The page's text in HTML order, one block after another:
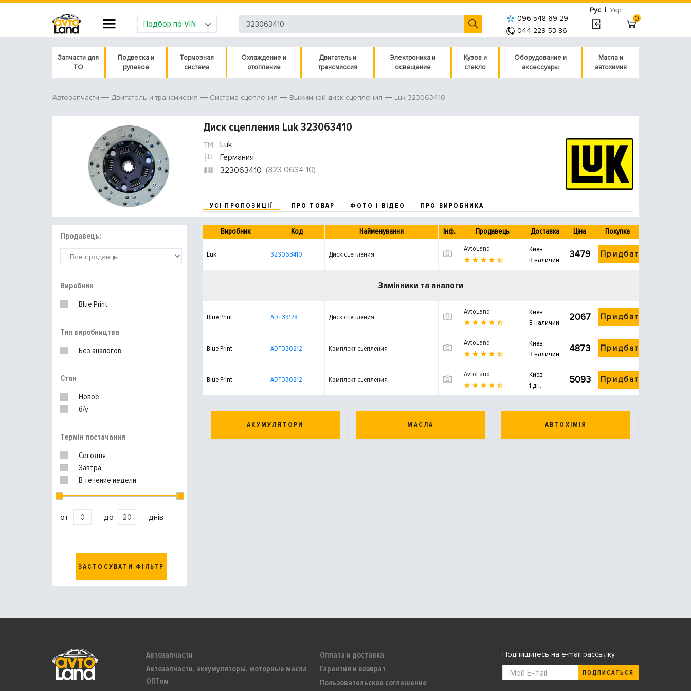
Рус | Укр
Подбор по VIN
096 548 69 29
044 229 53 86
0
Запчасти для
ТО
Подвеска и
рулевое
Тормозная
система
Охлаждение и
отопление
Двигатель и
трансмиссия
Электроника и
освещение
Кузов и
стекло
Оборудование и
аксессуары
Масла и
автохимия
Автозапчасти Двигатель и трансмиссия Система сцепления Выжимной диск сцепления Luk 323063410
Диск сцепления Luk 323063410
Luk
Германия
323063410 (323 0634 10)
УСІ ПРОПОЗИЦІЇ ПРО ТОВАР ФОТО І ВІДЕО ПРО ВИРОБНИКА
Продавець:
Виробник
Blue Print
Тип виробництва
Без аналогов
Стан
Новое
б/у
Термін постачання
Сегодня
Завтра
В течение недели
от до днів
ЗАСТОСУВАТИ ФІЛЬТР
Виробник Код Найменування Інф. Продавець Доставка Ціна Покупка
Luk 323063410 Диск сцепления
AvtoLand
Киев
В наличии
3479 Придбати
Замінники та аналоги
Blue Print ADT33178 Диск сцепления
AvtoLand
Киев
В наличии
2067 Придбати
Blue Print ADT330212 Комплект сцепления
AvtoLand
Киев
В наличии
4873 Придбати
Blue Print ADT330212 Комплект сцепления
AvtoLand
Киев
1 дн.
5093 Придбати
АКУМУЛЯТОРИ МАСЛА АВТОХІМІЯ
Автозапчасти
Автозапчасти, аккумуляторы, моторные масла
ОПТом
Оплата и доставка
Гарантия и возврат
Пользовательское соглашение
Подпишитесь на e-mail рассылку
ПОДПИСАТЬСЯ